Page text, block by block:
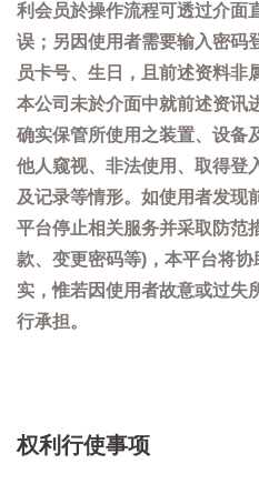
利会员於操作流程可透过介面
误；另因使用者需要输入密码
员卡号、生日，且前述资料非
本公司未於介面中就前述资讯
确实保管所使用之装置、设备
他人窥视、非法使用、取得登
及记录等情形。如使用者发现
平台停止相关服务并采取防范
款、变更密码等)，本平台将
实，惟若因使用者故意或过失
行承担。
权利行使事项